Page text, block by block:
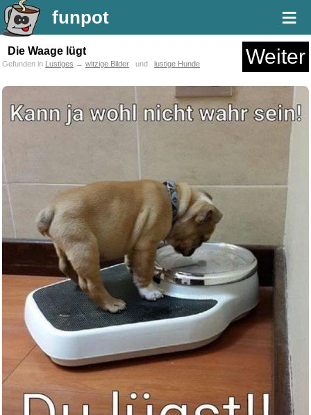
funpot ≡
Die Waage lügt Weiter
Gefunden in Lustiges → witzige Bilder und lustige Hunde